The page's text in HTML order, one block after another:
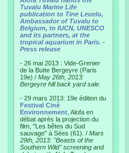
Tuvalu Marine Life
publication to Tine Leuelu,
Ambassador of Tuvalu to
Belgium, to IUCN, UNESCO
and its partners, at the
tropical aquarium in Paris. -
Press release
- 26 mai 2013 : Vide-Grenier
de la Butte Bergeyre (Paris
19e) / May 26th, 2013:
Bergeyre hill back yard sale.
- 29 mars 2013: 19e édition du
Festival Ciné
Environnement , Alofa en
débat après la projection du
film, "Les bêtes du Sud
sauvage" à Sées (61). / Mars
29th, 2013: "Beasts of the
Southern Wild" screening and